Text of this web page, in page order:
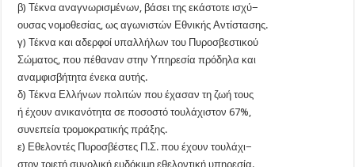
β) Τέκνα αναγνωρισμένων, βάσει της εκάστοτε ισχύ−
ουσας νομοθεσίας, ως αγωνιστών Εθνικής Αντίστασης.
γ) Τέκνα και αδερφοί υπαλλήλων του Πυροσβεστικού
Σώματος, που πέθαναν στην Υπηρεσία πρόδηλα και
αναμφισβήτητα ένεκα αυτής.
δ) Τέκνα Ελλήνων πολιτών που έχασαν τη ζωή τους
ή έχουν ανικανότητα σε ποσοστό τουλάχιστον 67%,
συνεπεία τρομοκρατικής πράξης.
ε) Εθελοντές Πυροσβέστες Π.Σ. που έχουν τουλάχι−
στον τριετή συνολική ευδόκιμη εθελοντική υπηρεσία.